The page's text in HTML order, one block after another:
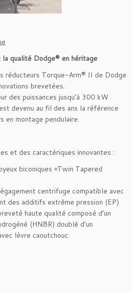
qualité Dodge® en héritage
réducteurs Torque-Arm® II de Dodge
brevetées.
des puissances jusqu’à 300 kW
devenu au fil des ans la référence
en montage pendulaire.
et des caractériques innovantes :
biconiques «Twin Tapered
centrifuge compatible avec
des additifs extrême pression (EP)
haute qualité composé d’un
(HNBR) doublé d’un
lèvre caoutchouc.